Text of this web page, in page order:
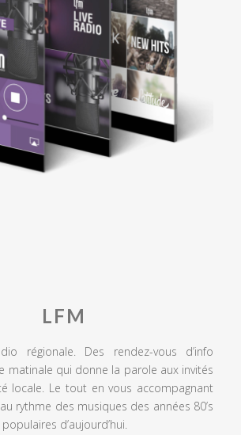
LFM
régionale. Des rendez-vous d’info
matinale qui donne la parole aux invités
locale. Le tout en vous accompagnant
rythme des musiques des années 80’s
d’aujourd’hui.